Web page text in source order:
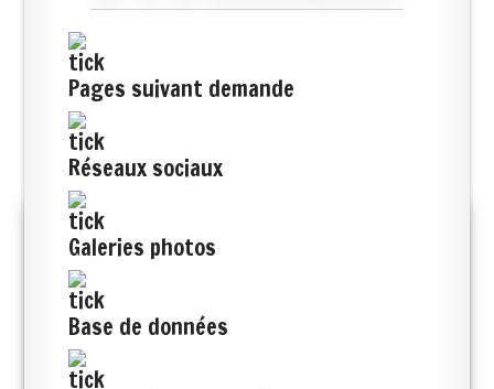
Pages suivant demande
Réseaux sociaux
Galeries photos
Base de données